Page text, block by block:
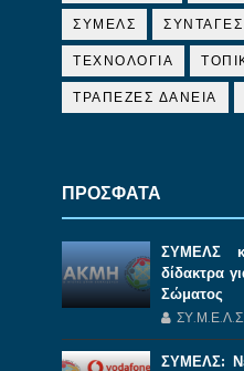
ΣΥΜΕΛΣ ΣΥΝΤΑΓΕΣ
ΤΕΧΝΟΛΟΓΙΑ
ΤΡΑΠΕΖΕΣ ΔΑΝΕΙΑ
ΠΡΟΣΦΑΤΑ
ΣΥΜΕΛΣ
δίδακτρα
Σώματος
ΣΥ.Μ.Ε.Λ.Σ.
ΣΥΜΕΛΣ: